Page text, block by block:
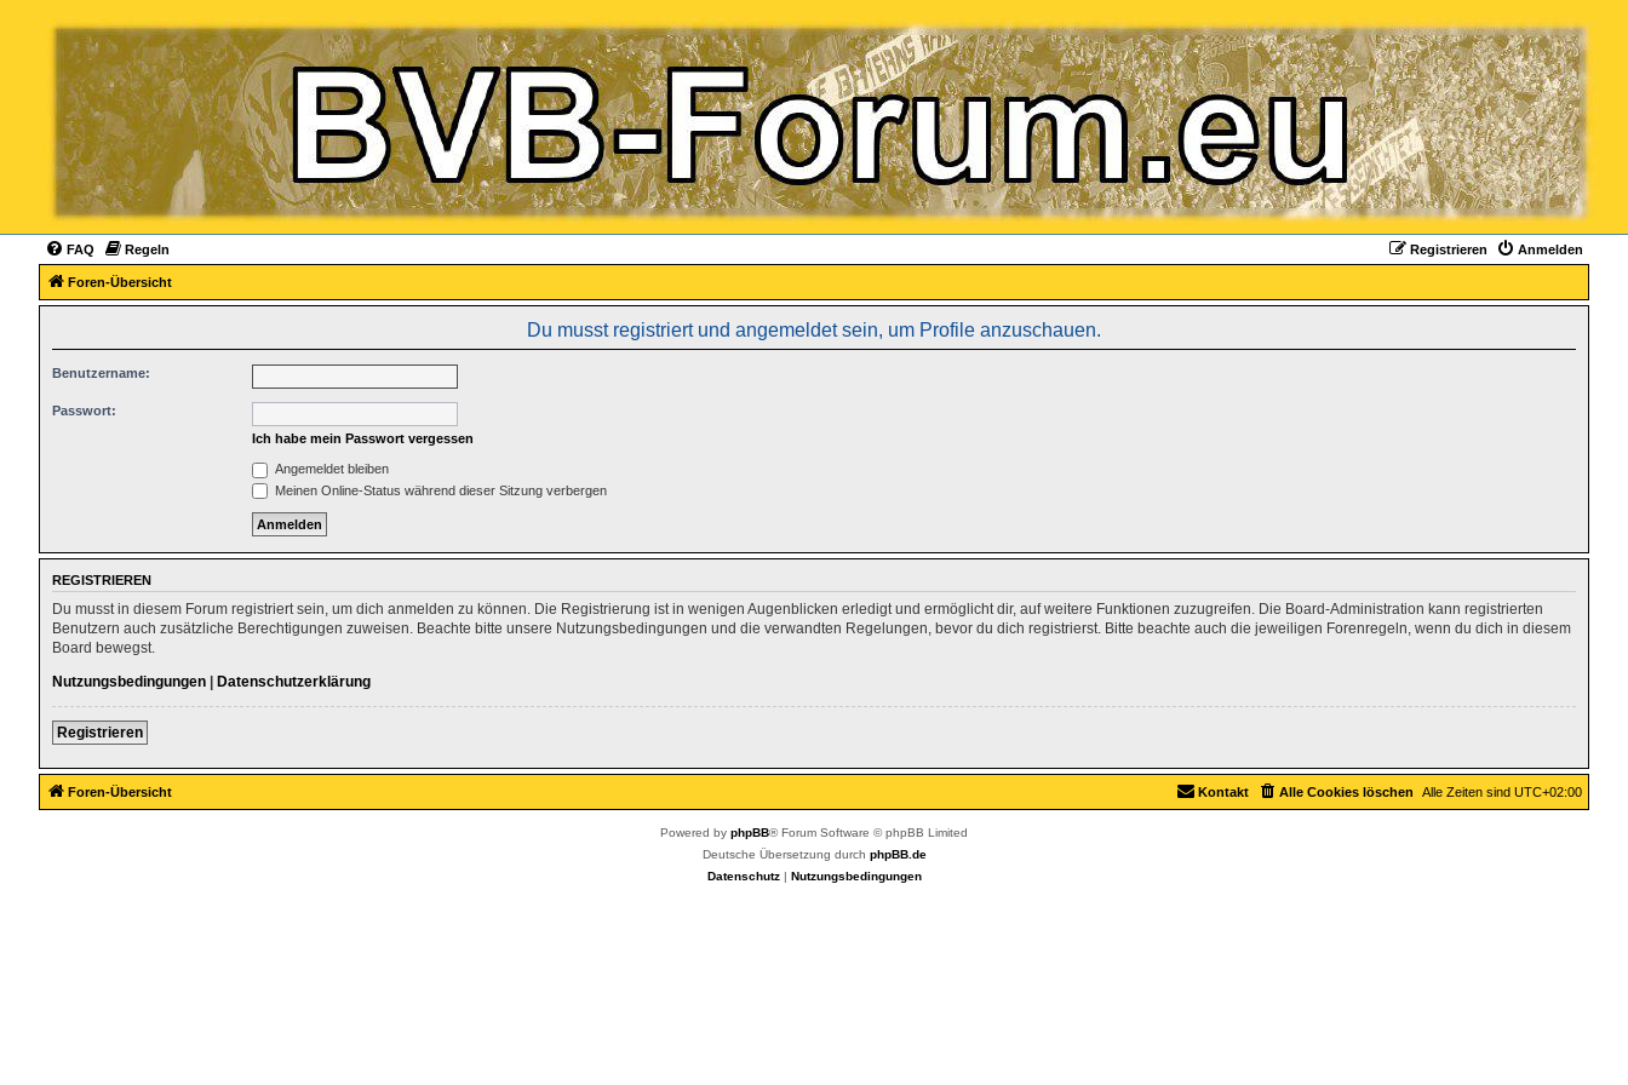
FAQ Regeln Anmelden
Registrieren
Foren-Übersicht
Du musst registriert und angemeldet sein, um Profile anzuschauen.
Benutzername:
Passwort:
Ich habe mein Passwort vergessen
Angemeldet bleiben
Meinen Online-Status während dieser Sitzung verbergen
REGISTRIEREN
Du musst in diesem Forum registriert sein, um dich anmelden zu können. Die Registrierung ist in wenigen Augenblicken erledigt und ermöglicht dir, auf weitere Funktionen zuzugreifen. Die Board-Administration kann registrierten
Benutzern auch zusätzliche Berechtigungen zuweisen. Beachte bitte unsere Nutzungsbedingungen und die verwandten Regelungen, bevor du dich registrierst. Bitte beachte auch die jeweiligen Forenregeln, wenn du dich in diesem
Board bewegst.
Nutzungsbedingungen | Datenschutzerklärung
Registrieren
Foren-Übersicht Alle Zeiten sind UTC+02:00
Alle Cookies löschen
Kontakt
Powered by phpBB® Forum Software © phpBB Limited
Deutsche Übersetzung durch phpBB.de
Datenschutz| Nutzungsbedingungen